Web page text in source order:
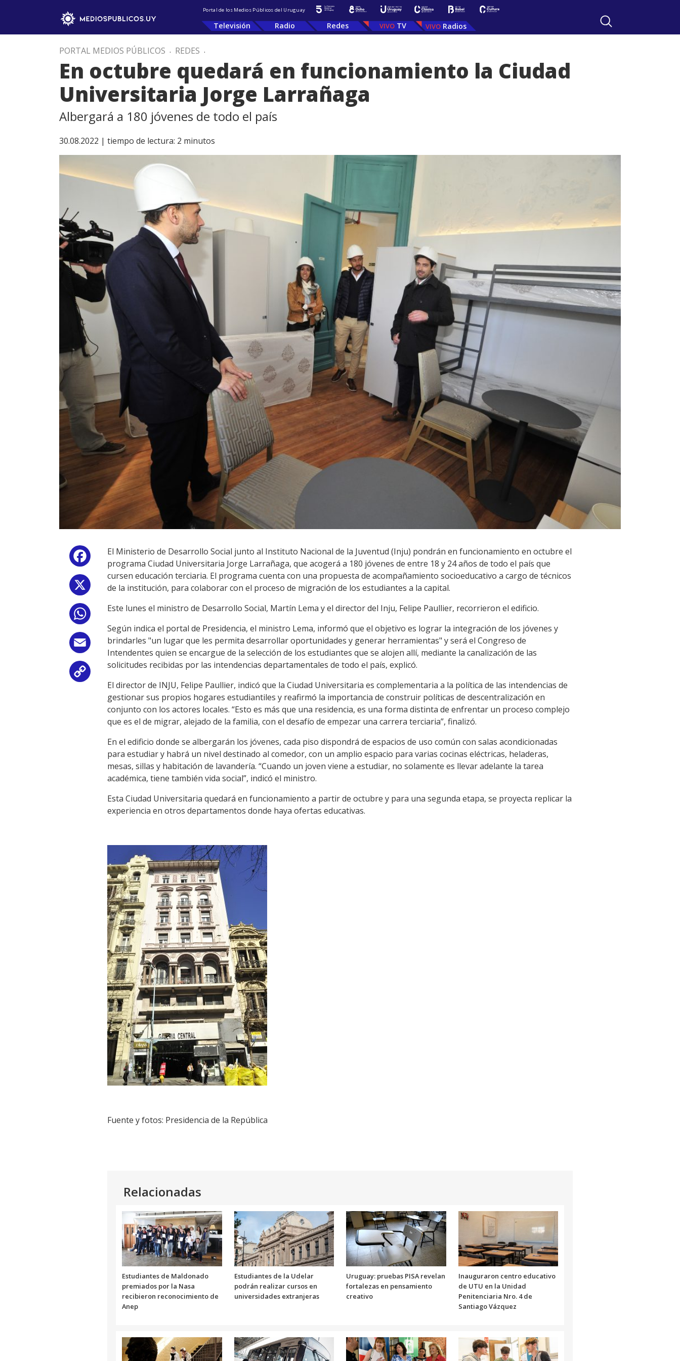
Portal de los Medios Públicos del Uruguay
Televisión Radio Redes TV Radios
PORTAL MEDIOS PÚBLICOS . REDES .
En octubre quedará en funcionamiento la Ciudad
Universitaria Jorge Larrañaga
Albergará a 180 jóvenes de todo el país
30.08.2022 | tiempo de lectura: 2 minutos
Facebook
Email
Link
El Ministerio de Desarrollo Social junto al Instituto Nacional de la Juventud (Inju) pondrán en funcionamiento en octubre el
programa Ciudad Universitaria Jorge Larrañaga, que acogerá a 180 jóvenes de entre 18 y 24 años de todo el país que
cursen educación terciaria. El programa cuenta con una propuesta de acompañamiento socioeducativo a cargo de técnicos
de la institución, para colaborar con el proceso de migración de los estudiantes a la capital.
Este lunes el ministro de Desarrollo Social, Martín Lema y el director del Inju, Felipe Paullier, recorrieron el edificio.
Según indica el portal de Presidencia, el ministro Lema, informó que el objetivo es lograr la integración de los jóvenes y
brindarles "un lugar que les permita desarrollar oportunidades y generar herramientas" y será el Congreso de
Intendentes quien se encargue de la selección de los estudiantes que se alojen allí, mediante la canalización de las
solicitudes recibidas por las intendencias departamentales de todo el país, explicó.
El director de INJU, Felipe Paullier, indicó que la Ciudad Universitaria es complementaria a la política de las intendencias de
gestionar sus propios hogares estudiantiles y reafirmó la importancia de construir políticas de descentralización en
conjunto con los actores locales. “Esto es más que una residencia, es una forma distinta de enfrentar un proceso complejo
que es el de migrar, alejado de la familia, con el desafío de empezar una carrera terciaria”, finalizó.
En el edificio donde se albergarán los jóvenes, cada piso dispondrá de espacios de uso común con salas acondicionadas
para estudiar y habrá un nivel destinado al comedor, con un amplio espacio para varias cocinas eléctricas, heladeras,
mesas, sillas y habitación de lavandería. “Cuando un joven viene a estudiar, no solamente es llevar adelante la tarea
académica, tiene también vida social”, indicó el ministro.
Esta Ciudad Universitaria quedará en funcionamiento a partir de octubre y para una segunda etapa, se proyecta replicar la
experiencia en otros departamentos donde haya ofertas educativas.
Fuente y fotos: Presidencia de la República
Relacionadas
Estudiantes de Maldonado
premiados por la Nasa
recibieron reconocimiento de
Anep
Estudiantes de la Udelar
podrán realizar cursos en
universidades extranjeras
Uruguay: pruebas PISA revelan
fortalezas en pensamiento
creativo
Inauguraron centro educativo
de UTU en la Unidad
Penitenciaria Nro. 4 de
Santiago Vázquez